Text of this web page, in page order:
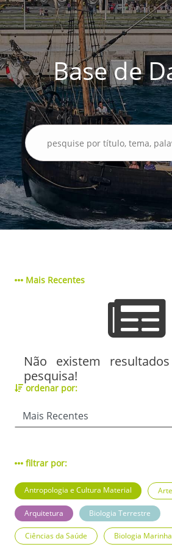
Base de
Mais Recentes
Não existem
pesquisa!
ordenar por:
filtrar por:
Antropologia e Cultura Material
Arquitetura Biologia Terrestre
Ciências da Saúde Biologia Marinha